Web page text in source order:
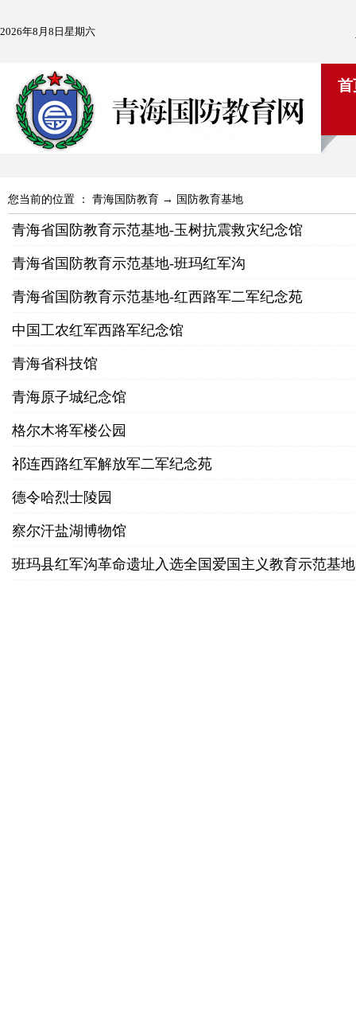
2026年8月8日星期六
首
您当前的位置 ： 青海国防教育 → 国防教育基地
青海省国防教育示范基地-玉树抗震救灾纪念馆
青海省国防教育示范基地-班玛红军沟
青海省国防教育示范基地-红西路军二军纪念苑
中国工农红军西路军纪念馆
青海省科技馆
青海原子城纪念馆
格尔木将军楼公园
祁连西路红军解放军二军纪念苑
德令哈烈士陵园
察尔汗盐湖博物馆
班玛县红军沟革命遗址入选全国爱国主义教育示范基地